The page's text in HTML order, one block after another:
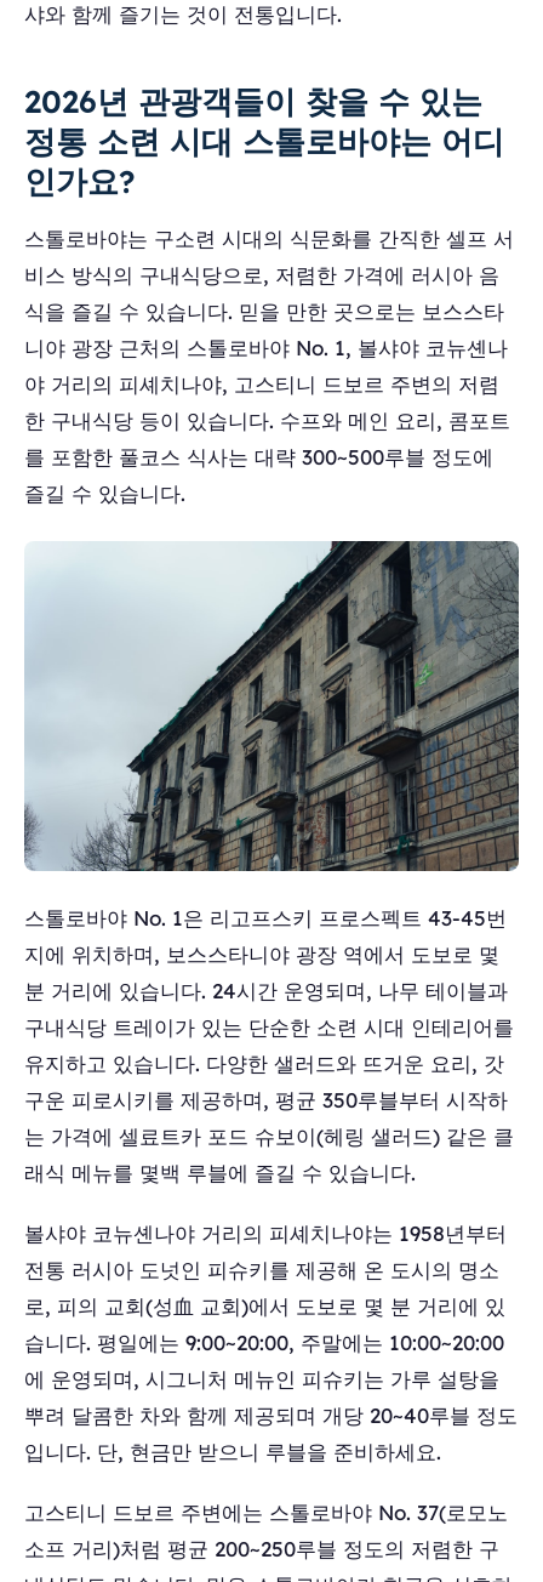
샤와 함께 즐기는 것이 전통입니다.
2026년 관광객들이 찾을 수 있는
정통 소련 시대 스톨로바야는 어디
인가요?
스톨로바야는 구소련 시대의 식문화를 간직한 셀프 서
비스 방식의 구내식당으로, 저렴한 가격에 러시아 음
식을 즐길 수 있습니다. 믿을 만한 곳으로는 보스스타
니야 광장 근처의 스톨로바야 No. 1, 볼샤야 코뉴셴나
야 거리의 피셰치나야, 고스티니 드보르 주변의 저렴
한 구내식당 등이 있습니다. 수프와 메인 요리, 콤포트
를 포함한 풀코스 식사는 대략 300~500루블 정도에
즐길 수 있습니다.
스톨로바야 No. 1은 리고프스키 프로스펙트 43-45번
지에 위치하며, 보스스타니야 광장 역에서 도보로 몇
분 거리에 있습니다. 24시간 운영되며, 나무 테이블과
구내식당 트레이가 있는 단순한 소련 시대 인테리어를
유지하고 있습니다. 다양한 샐러드와 뜨거운 요리, 갓
구운 피로시키를 제공하며, 평균 350루블부터 시작하
는 가격에 셀료트카 포드 슈보이(헤링 샐러드) 같은 클
래식 메뉴를 몇백 루블에 즐길 수 있습니다.
볼샤야 코뉴셴나야 거리의 피셰치나야는 1958년부터
전통 러시아 도넛인 피슈키를 제공해 온 도시의 명소
로, 피의 교회(성血 교회)에서 도보로 몇 분 거리에 있
습니다. 평일에는 9:00~20:00, 주말에는 10:00~20:00
에 운영되며, 시그니처 메뉴인 피슈키는 가루 설탕을
뿌려 달콤한 차와 함께 제공되며 개당 20~40루블 정도
입니다. 단, 현금만 받으니 루블을 준비하세요.
고스티니 드보르 주변에는 스톨로바야 No. 37(로모노
소프 거리)처럼 평균 200~250루블 정도의 저렴한 구